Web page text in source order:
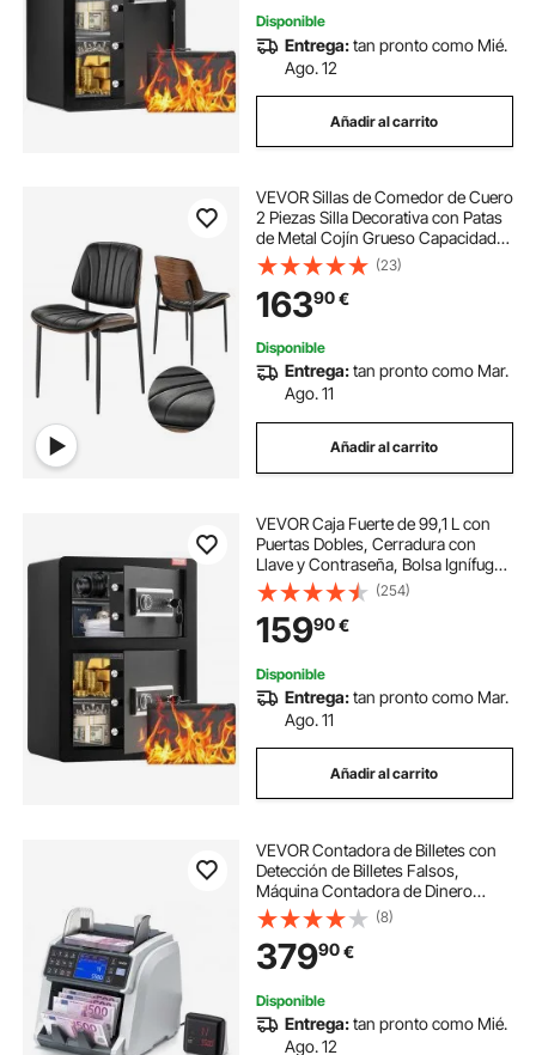
Disponible
Entrega:tan pronto como Mié.
Ago. 12
Añadir al carrito
VEVOR Sillas de Comedor de Cuero
2 Piezas Silla Decorativa con Patas
de Metal Cojín Grueso Capacidad
de Carga de 158,76 kg Altura del
Asiento de 500 mm para Sala de
Estar, Oficina, Cocina, Negro
(23)
16390€
Disponible
Entrega:tan pronto como Mar.
Ago. 11
Añadir al carrito
VEVOR Caja Fuerte de 99,1 L con
Puertas Dobles, Cerradura con
Llave y Contraseña, Bolsa Ignífuga,
Estante para Llaves, Luz LED y 2
Divisores Ajustables y Extraíbles
para Dinero, Documentos, Negro
(254)
15990€
Disponible
Entrega:tan pronto como Mar.
Ago. 11
Añadir al carrito
VEVOR Contadora de Billetes con
Detección de Billetes Falsos,
Máquina Contadora de Dinero
Compatible con Múltiples Divisas
CIS/UV/MG/IR/DD/DBL/HLF/CHN,
con Pantalla a Color y Externa,
Conteo Rápido
(8)
37990€
Disponible
Entrega:tan pronto como Mié.
Ago. 12